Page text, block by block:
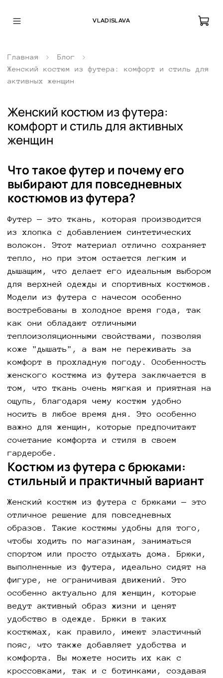
VLADISLAVA
Главная
Блог
Женский костюм из футера: комфорт и стиль для
активных женщин
Женский костюм из футера:
комфорт и стиль для активных
женщин
Что такое футер и почему его
выбирают для повседневных
костюмов из футера?
Футер — это ткань, которая производится
из хлопка с добавлением синтетических
волокон. Этот материал отлично сохраняет
тепло, но при этом остается легким и
дышащим, что делает его идеальным выбором
для верхней одежды и спортивных костюмов.
Модели из футера с начесом особенно
востребованы в холодное время года, так
как они обладают отличными
теплоизоляционными свойствами, позволяя
коже "дышать", а вам не переживать за
комфорт в прохладную погоду. Особенность
женского костюма из футера заключается в
том, что ткань очень мягкая и приятная на
ощупь, благодаря чему костюм удобно
носить в любое время дня. Это особенно
важно для женщин, которые предпочитают
сочетание комфорта и стиля в своем
гардеробе.
Костюм из футера с брюками:
стильный и практичный вариант
Женский костюм из футера с брюками — это
отличное решение для повседневных
образов. Такие костюмы удобны для того,
чтобы ходить по магазинам, заниматься
спортом или просто отдыхать дома. Брюки,
выполненные из футера, идеально сидят на
фигуре, не ограничивая движений. Это
особенно актуально для женщин, которые
ведут активный образ жизни и ценят
удобство в одежде. Брюки в таких
костюмах, как правило, имеют эластичный
пояс, что также добавляет удобства и
комфорта. Вы можете носить их как с
кроссовками, так и с ботинками, создавая